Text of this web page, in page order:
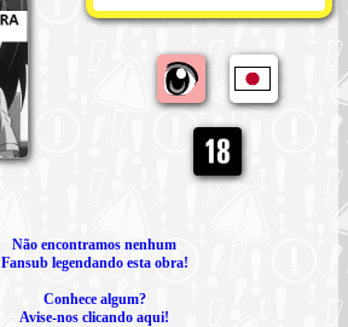
Não encontramos nenhum
Fansub legendando esta obra!
Conhece algum?
Avise-nos clicando aqui!